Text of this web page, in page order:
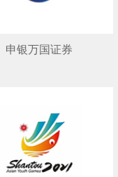
申银万国证券